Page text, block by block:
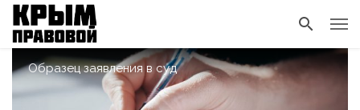
Образец заявления в суд